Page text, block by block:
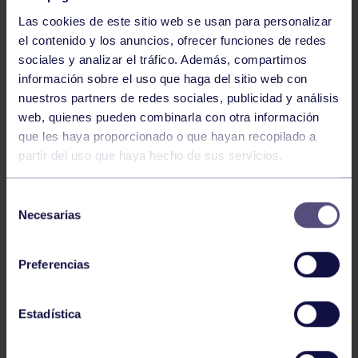
Las cookies de este sitio web se usan para personalizar
el contenido y los anuncios, ofrecer funciones de redes
sociales y analizar el tráfico. Además, compartimos
información sobre el uso que haga del sitio web con
nuestros partners de redes sociales, publicidad y análisis
web, quienes pueden combinarla con otra información
que les haya proporcionado o que hayan recopilado a
partir del uso que haya hecho de sus servicios.
Necesarias
Preferencias
Estadística
Voleibol
CAMPEONAS DE ASTURIAS
Voleibol